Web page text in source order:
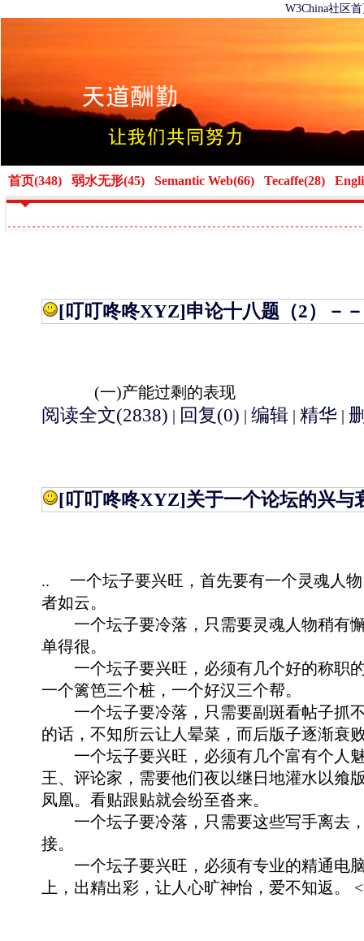
W3China社区
首页(348) 弱水无形(45) Semantic Web(66) Tecaffe(28)
[叮叮咚咚XYZ]申论十八题（2）－
(一)产能过剩的表现
阅读全文(2838) | 回复(0) | 编辑 | 精华 |
[叮叮咚咚XYZ]关于一个论坛的兴
.. 一个坛子要兴旺，首先要有一个灵魂人
者如云。
一个坛子要冷落，只需要灵魂人物稍有
单得很。
一个坛子要兴旺，必须有几个好的称职
一个篱笆三个桩，一个好汉三个帮。
一个坛子要冷落，只需要副斑看帖子抓
的话，不知所云让人晕菜，而后版子逐渐衰
一个坛子要兴旺，必须有几个富有个人
王、评论家，需要他们夜以继日地灌水以飨
凤凰。看贴跟贴就会纷至沓来。
一个坛子要冷落，只需要这些写手离去
接。
一个坛子要兴旺，必须有专业的精通电
上，出精出彩，让人心旷神怡，爱不知返。 <